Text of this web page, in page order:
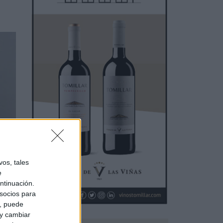
tales
para
puede
cambiar